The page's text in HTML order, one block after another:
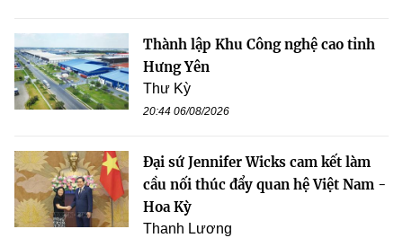
Thành lập Khu Công nghệ cao tỉnh
Hưng Yên
Thư Kỳ
20:44 06/08/2026
Đại sứ Jennifer Wicks cam kết làm
cầu nối thúc đẩy quan hệ Việt Nam -
Hoa Kỳ
Thanh Lương